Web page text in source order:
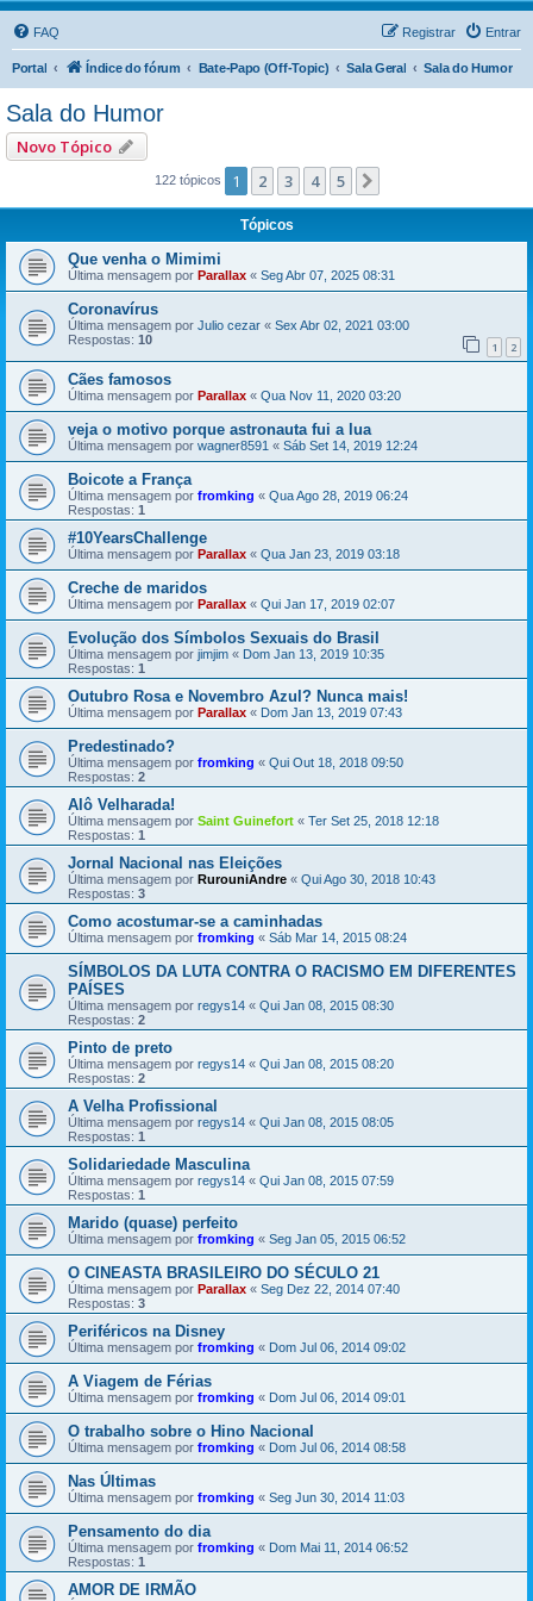
FAQ Entrar
Registrar
Portal Índice do fórum Bate-Papo (Off-Topic) Sala Geral Sala do Humor
Sala do Humor
Novo Tópico
122 tópicos 1 2 3 4 5
Tópicos
Que venha o Mimimi
Última mensagem por Parallax « Seg Abr 07, 2025 08:31
Coronavírus
Última mensagem por Julio cezar « Sex Abr 02, 2021 03:00
Respostas: 10 1 2
Cães famosos
Última mensagem por Parallax « Qua Nov 11, 2020 03:20
veja o motivo porque astronauta fui a lua
Última mensagem por wagner8591 « Sáb Set 14, 2019 12:24
Boicote a França
Última mensagem por fromking « Qua Ago 28, 2019 06:24
Respostas: 1
#10YearsChallenge
Última mensagem por Parallax « Qua Jan 23, 2019 03:18
Creche de maridos
Última mensagem por Parallax « Qui Jan 17, 2019 02:07
Evolução dos Símbolos Sexuais do Brasil
Última mensagem por jimjim « Dom Jan 13, 2019 10:35
Respostas: 1
Outubro Rosa e Novembro Azul? Nunca mais!
Última mensagem por Parallax « Dom Jan 13, 2019 07:43
Predestinado?
Última mensagem por fromking « Qui Out 18, 2018 09:50
Respostas: 2
Alô Velharada!
Última mensagem por Saint Guinefort « Ter Set 25, 2018 12:18
Respostas: 1
Jornal Nacional nas Eleições
Última mensagem por RurouniAndre « Qui Ago 30, 2018 10:43
Respostas: 3
Como acostumar-se a caminhadas
Última mensagem por fromking « Sáb Mar 14, 2015 08:24
SÍMBOLOS DA LUTA CONTRA O RACISMO EM DIFERENTES
PAÍSES
Última mensagem por regys14 « Qui Jan 08, 2015 08:30
Respostas: 2
Pinto de preto
Última mensagem por regys14 « Qui Jan 08, 2015 08:20
Respostas: 2
A Velha Profissional
Última mensagem por regys14 « Qui Jan 08, 2015 08:05
Respostas: 1
Solidariedade Masculina
Última mensagem por regys14 « Qui Jan 08, 2015 07:59
Respostas: 1
Marido (quase) perfeito
Última mensagem por fromking « Seg Jan 05, 2015 06:52
O CINEASTA BRASILEIRO DO SÉCULO 21
Última mensagem por Parallax « Seg Dez 22, 2014 07:40
Respostas: 3
Periféricos na Disney
Última mensagem por fromking « Dom Jul 06, 2014 09:02
A Viagem de Férias
Última mensagem por fromking « Dom Jul 06, 2014 09:01
O trabalho sobre o Hino Nacional
Última mensagem por fromking « Dom Jul 06, 2014 08:58
Nas Últimas
Última mensagem por fromking « Seg Jun 30, 2014 11:03
Pensamento do dia
Última mensagem por fromking « Dom Mai 11, 2014 06:52
Respostas: 1
AMOR DE IRMÃO